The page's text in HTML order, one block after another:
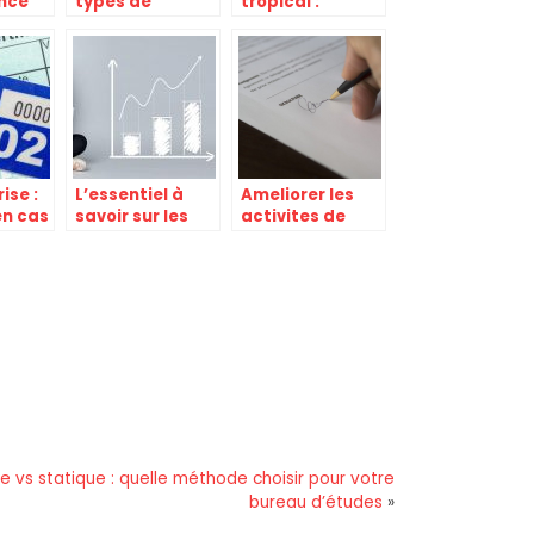
mode en 2022 !
:
cas
L’essentiel à
savoir sur les
Ameliorer les
activites de
vs statique : quelle méthode choisir pour votre
bureau d’études »